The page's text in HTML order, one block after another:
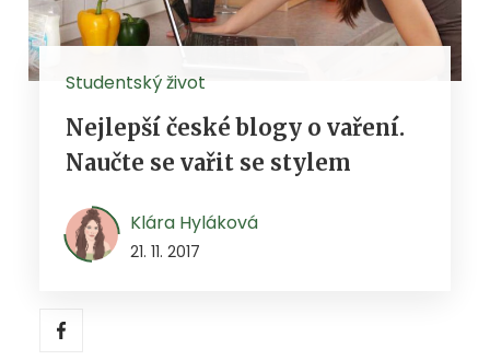
Studentský život
Nejlepší české blogy o vaření.
Naučte se vařit se stylem
Klára Hyláková
21. 11. 2017